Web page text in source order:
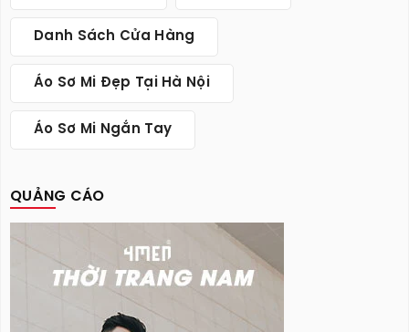
Danh Sách Cửa Hàng
Áo Sơ Mi Đẹp Tại Hà Nội
Áo Sơ Mi Ngắn Tay
QUẢNG CÁO